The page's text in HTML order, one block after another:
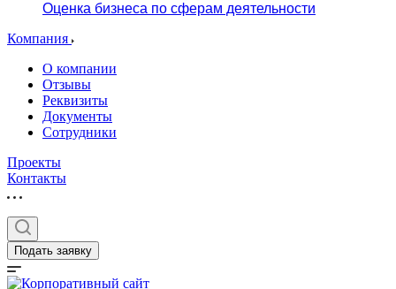
Оценка бизнеса по сферам деятельности
Компания
О компании
Отзывы
Реквизиты
Документы
Сотрудники
Проекты
Контакты
Подать заявку